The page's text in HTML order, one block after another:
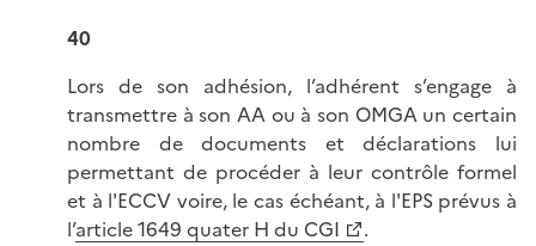
40
Lors de son adhésion, l’adhérent s’engage à
transmettre à son AA ou à son OMGA un certain
nombre de documents et déclarations lui
permettant de procéder à leur contrôle formel
et à l'ECCV voire, le cas échéant, à l'EPS prévus à
l’article 1649 quater H du CGI
.